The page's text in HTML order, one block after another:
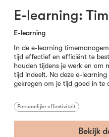
E-learning:
E-learning
In de e-learning
tijd effectief en efficiënt te
houden tijdens je werk en om
tijd indeelt. Na deze e-
gekregen om je tijd goed in te
Persoonlijke effectiviteit
Bekijk